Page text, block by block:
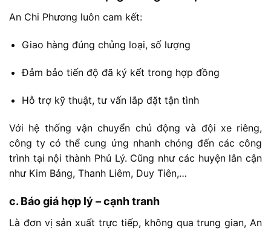
An Chi Phương luôn cam kết:
Giao hàng đúng chủng loại, số lượng
Đảm bảo tiến độ đã ký kết trong hợp đồng
Hỗ trợ kỹ thuật, tư vấn lắp đặt tận tình
Với hệ thống vậnchuyển chủ độngvà đội xe riêng,
côngtycóthểcung ứng nhanh chóng đến cáccông
trình tại nộithành Phủ Lý. Cũng như các huyện lâncận
như Kim Bảng, Thanh Liêm, Duy Tiên,…
c. Báogiá hợp lý –cạnhtranh
Là đơn vị sản xuấttrực tiếp, không quatrunggian,An